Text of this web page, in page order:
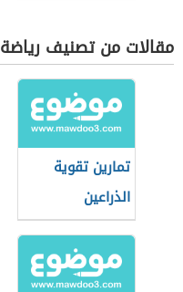
مقالات من تصنيف رياضة
تمارين تقوية
الذراعين